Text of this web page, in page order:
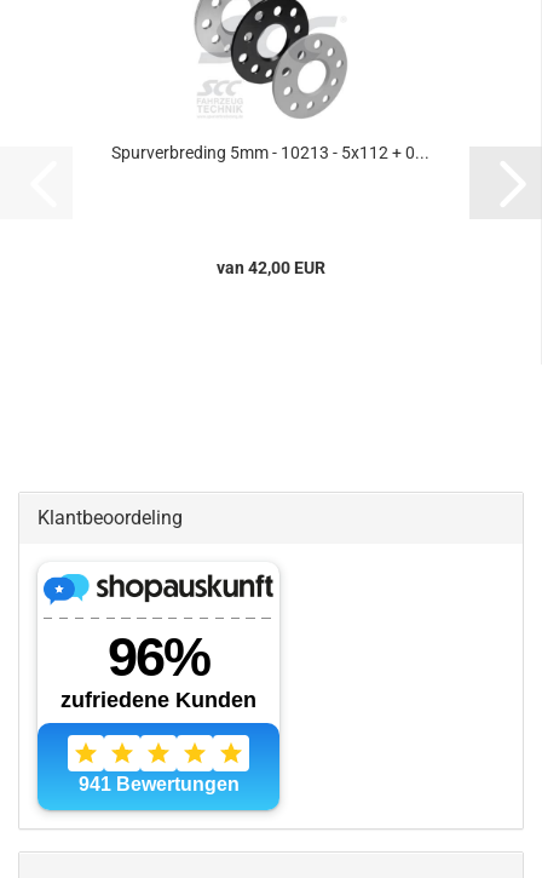
Spurverbreding 5mm - 10213 - 5x112 + 0...
van 42,00 EUR
Klantbeoordeling